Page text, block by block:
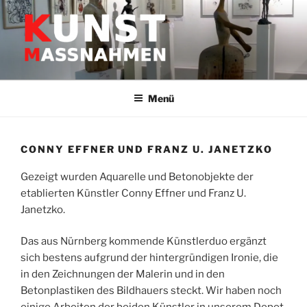
Zum
Inhalt
springen
GALERIE HEIDELBERG –
KUNSTMASSNAHMEN JÜRGEN
Kunstwerke & Skultpuren
Menü
CONNY EFFNER UND FRANZ U. JANETZKO
Gezeigt wurden Aquarelle und Betonobjekte der
etablierten Künstler Conny Effner und Franz U.
Janetzko.
Das aus Nürnberg kommende Künstlerduo ergänzt
sich bestens aufgrund der hintergründigen Ironie, die
in den Zeichnungen der Malerin und in den
Betonplastiken des Bildhauers steckt. Wir haben noch